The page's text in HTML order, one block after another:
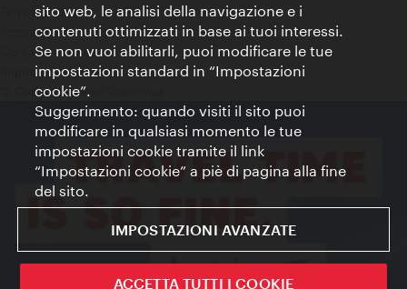
Terms of Use
Accessibilità
Contatto stampa
Impostazioni cookie
© Copyright WienTourismus
sito web, le analisi della navigazione e i
contenuti ottimizzati in base ai tuoi interessi.
Se non vuoi abilitarli, puoi modificare le tue
impostazioni standard in “Impostazioni
cookie”.
Suggerimento: quando visiti il sito puoi
modificare in qualsiasi momento le tue
impostazioni cookie tramite il link
“Impostazioni cookie” a piè di pagina alla fine
del sito.
IMPOSTAZIONI AVANZATE
ACCETTA TUTTI I COOKIE